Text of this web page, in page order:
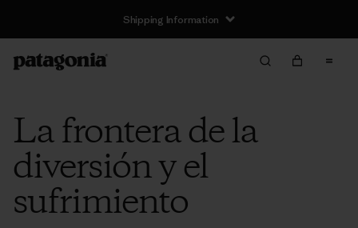
Shipping Information
La frontera de la
diversión y el
sufrimiento